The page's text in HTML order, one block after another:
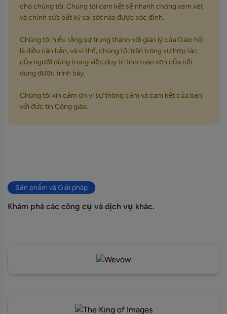
cho chúng tôi. Chúng tôi cam kết sẽ nhanh chóng xem xét
và chỉnh sửa bất kỳ sai sót nào được xác định.
Chúng tôi hiểu rằng sự trung thành với giáo lý của Giáo hội
là điều căn bản, và vì thế, chúng tôi trân trọng sự hợp tác
của người dùng trong việc duy trì tính toàn vẹn của nội
dung được trình bày.
Chúng tôi xin cảm ơn vì sự thông cảm và cam kết của bạn
với đức tin Công giáo.
Sản phẩm và Giải pháp
Khám phá các công cụ và dịch vụ khác.